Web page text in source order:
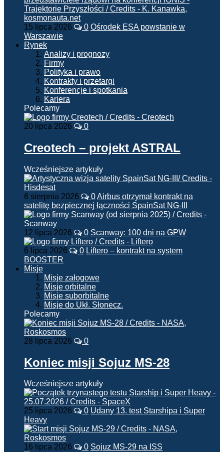
15 lipca 2026 0 Ośrodek ESA powstanie w
Warszawie
Rynek
Analizy i prognozy
Firmy
Polityka i prawo
Kontrakty i przetargi
Konferencje i spotkania
Kariera
Polecamy
20 lipca 2026 0
Creotech – projekt ASTRAL
Wcześniejsze artykuły
6 sierpnia 2026 0Airbus otrzymał kontrakt na
satelitę bezpiecznej łączności SpainSat NG-III
12 lipca 2026 0 Scanway: 100 dni na GPW
6 lipca 2026 0 Liftero – kontrakt na system
BOOSTER
Misje
Misje załogowe
Misje orbitalne
Misje suborbitalne
Misje do Ukł. Słonecz.
Polecamy
28 lipca 2026 0
Koniec misji Sojuz MS-28
Wcześniejsze artykuły
25 lipca 2026 0 Udany 13. test Starshipa i Super
Heavy
16 lipca 2026 0 Sojuz MS-29 na ISS